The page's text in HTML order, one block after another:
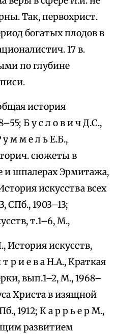
Так, первохрист.
богатых плодов в
17 в.
по глубине
история
Б у с л о в и ч Д.С.,
у м м е л ь Е.Б.,
сюжеты в
и шпалерах Эрмитажа,
искусства всех
СПб., 1903–13;
т.1–6, М.,
История искусств,
р и е в а Н.А., Краткая
вып.1–2, М., 1968–
Христа в изящной
1912; К а р р ь е р М.,
развитием